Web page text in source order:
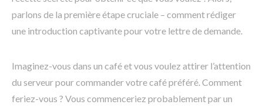
parlons de la première étape cruciale – comment rédiger
une introduction captivante pour votre lettre de demande.
Imaginez-vous dans un café et vous voulez attirer l’attention
du serveur pour commander votre café préféré. Comment
feriez-vous ? Vous commenceriez probablement par un